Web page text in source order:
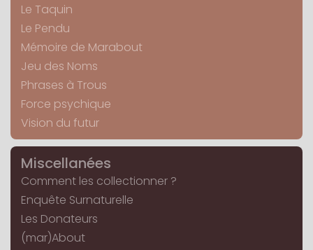
Le Taquin
Le Pendu
Mémoire de Marabout
Jeu des Noms
Phrases à Trous
Force psychique
Vision du futur
Miscellanées
Comment les collectionner ?
Enquête Surnaturelle
Les Donateurs
(mar)About